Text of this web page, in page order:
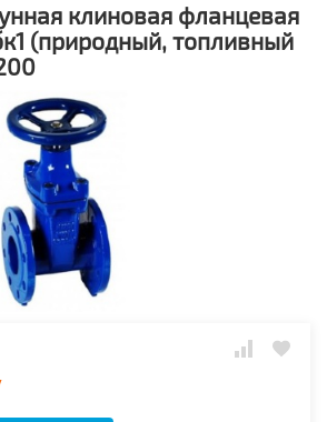
клиновая фланцевая
(природный, топливный